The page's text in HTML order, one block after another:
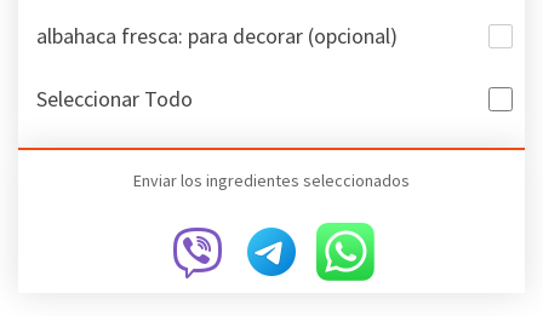
albahaca fresca: para decorar (opcional)
Seleccionar Todo
Enviar los ingredientes seleccionados